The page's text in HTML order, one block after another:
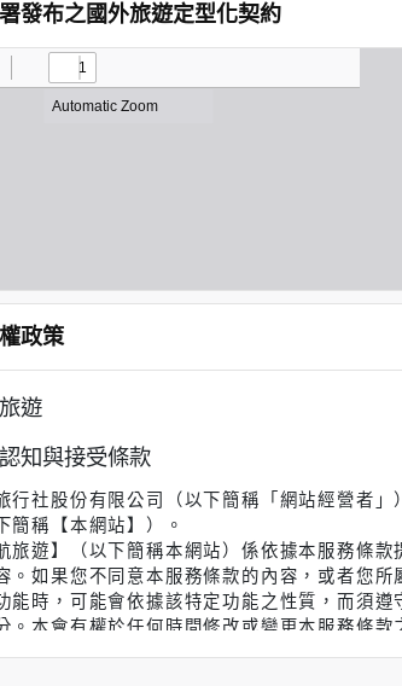
發布之國外旅遊定型化契約
政策
遊
知與接受條款
行社股份有限公司（以下簡稱「網站經營者
簡稱【本網站】）。
旅遊】（以下簡稱本網站）係依據本服務條
。如果您不同意本服務條款的內容，或者您
能時，可能會依據該特定功能之性質，而須
。本會有權於任何時間修改或變更本服務條